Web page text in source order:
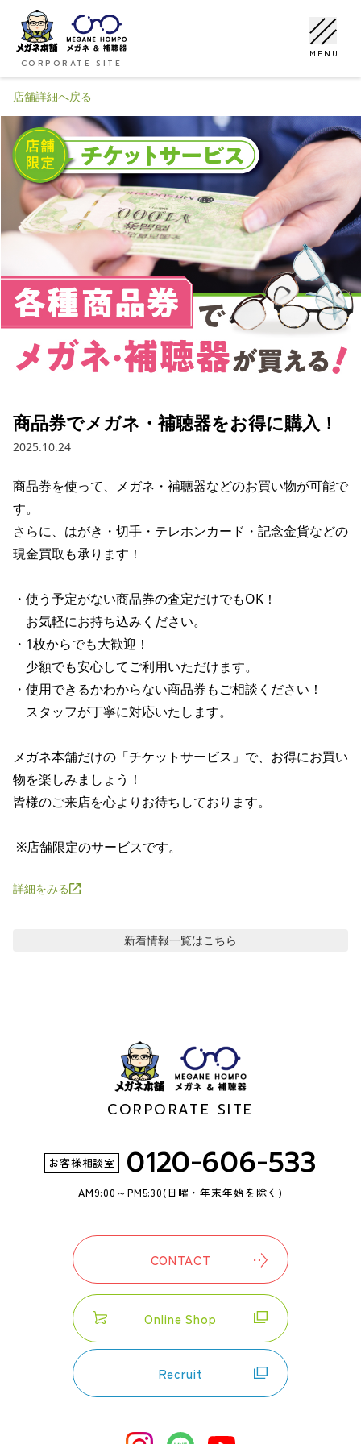
CORPORATE SITE
MENU
店舗詳細へ戻る
商品券でメガネ・補聴器をお得に購入！
2025.10.24
商品券を使って、メガネ・補聴器などのお買い物が可能で
す。
さらに、はがき・切手・テレホンカード・記念金貨などの
現金買取も承ります！
・使う予定がない商品券の査定だけでもOK！
お気軽にお持ち込みください。
・1枚からでも大歓迎！
少額でも安心してご利用いただけます。
・使用できるかわからない商品券もご相談ください！
スタッフが丁寧に対応いたします。
メガネ本舗だけの「チケットサービス」で、お得にお買い
物を楽しみましょう！
皆様のご来店を心よりお待ちしております。
※店舗限定のサービスです。
詳細をみる
新着情報一覧はこちら
CORPORATE SITE
お客様相談室 0120-606-533
AM9:00～PM5:30(日曜・年末年始を除く)
CONTACT
Online Shop
Recruit